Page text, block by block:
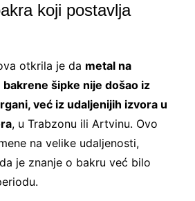
koji postavlja
otkrila je da metal na
šipke nije došao iz
već iz udaljenijih izvora u
, u Trabzonu ili Artvinu. Ovo
na velike udaljenosti,
je znanje o bakru već bilo